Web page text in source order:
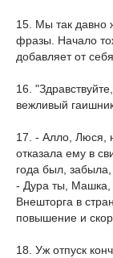
15. Мы так давно
фразы. Начало
добавляет от
16.
вежливый
17. - Алло, Люся,
отказала ему в
года был,
- Дура ты, Машка,
Внешторга в
повышение и
18. Уж отпуск